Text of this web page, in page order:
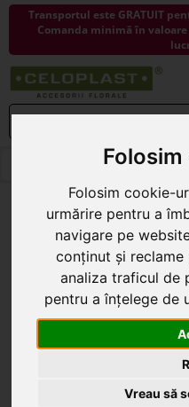
Folosim cookie-
urmărire pentru a
navigare pe
conținut și reclame
analiza traficul de
pentru a înțelege de
Vreau să
Transportul este GRATUIT
Comanda minimă în
< ÎNAPOI